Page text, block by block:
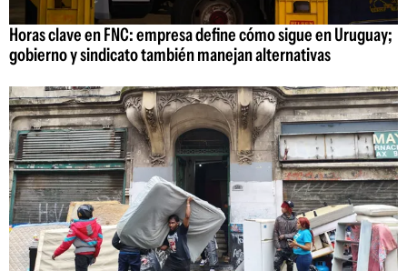
Horas clave en FNC: empresa define cómo sigue en Uruguay;
gobierno y sindicato también manejan alternativas